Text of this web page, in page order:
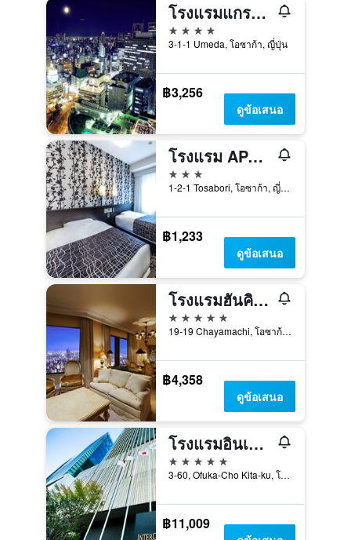
โรงแรมแกรนเวีย โอซาก้า
4 ดาว
3-1-1 Umeda, โอซาก้า, ญี่ปุ่น
฿3,256
ดูข้อเสนอ
โรงแรม APA โอซาก้า ฮิโกบาชิ เอกิมาเอะ (ทุกห้องปลอดบุหรี่)
3 ดาว
1-2-1 Tosabori, โอซาก้า, ญี่ปุ่น
฿1,233
ดูข้อเสนอ
โรงแรมฮันคิว อินเทอร์เนชันแนล
5 ดาว
19-19 Chayamachi, โอซาก้า, ญี่ปุ่น
฿4,358
ดูข้อเสนอ
โรงแรมอินเตอร์คอนติเนนตัล โอซาก้า
5 ดาว
3-60, Ofuka-Cho Kita-ku, โอซาก้า, ญี่ปุ่น
฿11,009